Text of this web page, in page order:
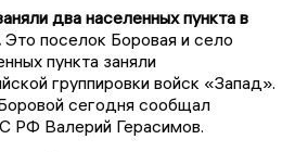
два населенных пункта в
Это поселок Боровая и село
пункта заняли
группировки войск «Запад».
сегодня сообщал
РФ Валерий Герасимов.